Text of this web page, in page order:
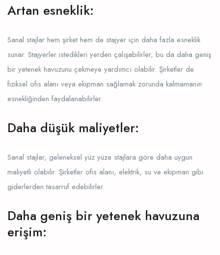
Artan esneklik:
Sanal stajlar hem şirket hem de stajyer için daha fazla esneklik
sunar. Stajyerler istedikleri yerden çalışabilirler, bu da daha geniş
bir yetenek havuzunu çekmeye yardımcı olabilir. Şirketler de
fiziksel ofis alanı veya ekipman sağlamak zorunda kalmamanın
esnekliğinden faydalanabilirler.
Daha düşük maliyetler:
Sanal stajlar, geleneksel yüz yüze stajlara göre daha uygun
maliyetli olabilir. Şirketler ofis alanı, elektrik, su ve ekipman gibi
giderlerden tasarruf edebilirler.
Daha geniş bir yetenek havuzuna
erişim: